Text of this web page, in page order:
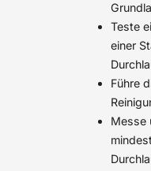
Teste
einer
Führe
Messe